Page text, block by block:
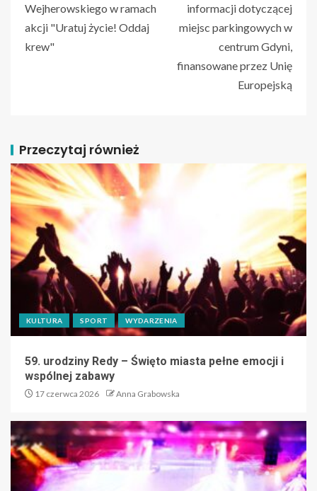
Wejherowskiego w ramach
akcji "Uratuj życie! Oddaj
krew"
informacji dotyczącej
miejsc parkingowych w
centrum Gdyni,
finansowane przez Unię
Europejską
Przeczytaj również
KULTURA SPORT WYDARZENIA
59. urodziny Redy – Święto miasta pełne emocji i
wspólnej zabawy
17 czerwca 2026 Anna Grabowska